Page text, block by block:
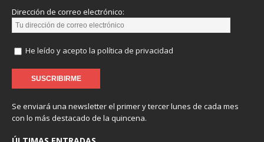
Dirección de correo electrónico:
He leído y acepto la política de privacidad
Se enviará una newsletter el primer y tercer lunes de cada mes
con lo más destacado de la quincena.